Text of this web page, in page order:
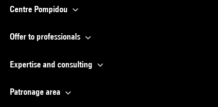
Centre Pompidou
Offer to professionals
Expertise and consulting
Patronage area